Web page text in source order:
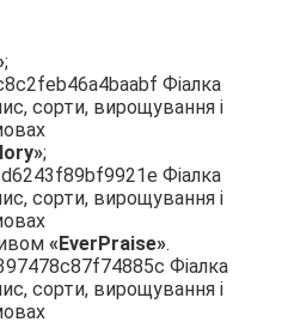
;
;
«EverPraise».